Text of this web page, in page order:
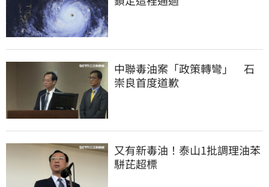
中聯毒油案「政策轉彎」　石
崇良首度道歉
又有新毒油！泰山1批調理油苯
駢芘超標